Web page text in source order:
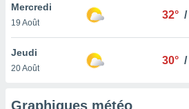
et que
Mercredi
19 Août
32° /
Jeudi
20 Août
30° /
Graphiques météo